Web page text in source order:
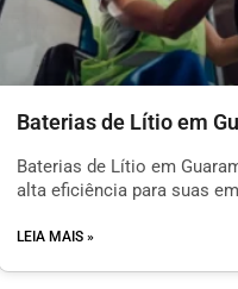
Baterias de Lítio em
Baterias de Lítio em
alta eficiência para suas
LEIA MAIS »